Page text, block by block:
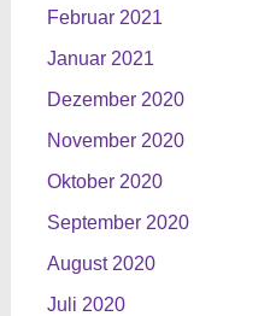
Februar 2021
Januar 2021
Dezember 2020
November 2020
Oktober 2020
September 2020
August 2020
Juli 2020